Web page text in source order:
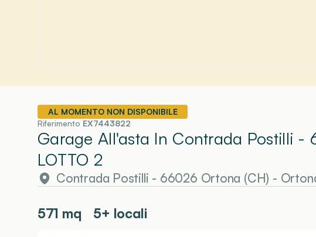
AL MOMENTO NON DISPONIBILE
Riferimento EX7443822
Garage All'asta In Contrada Postilli -
LOTTO 2
Contrada Postilli - 66026 Ortona (CH) -
571 mq 5+ locali